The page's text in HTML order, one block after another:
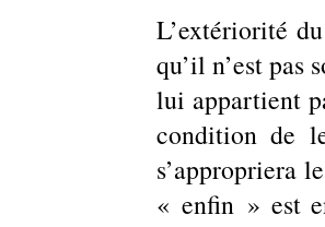
L’extériorité
qu’il n’est pas
lui appartient
condition de
s’appropriera
« enfin » est